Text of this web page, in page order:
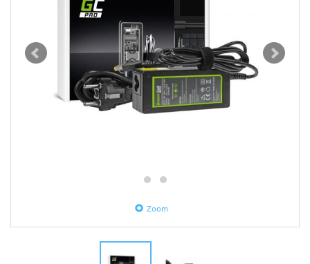
Zoom